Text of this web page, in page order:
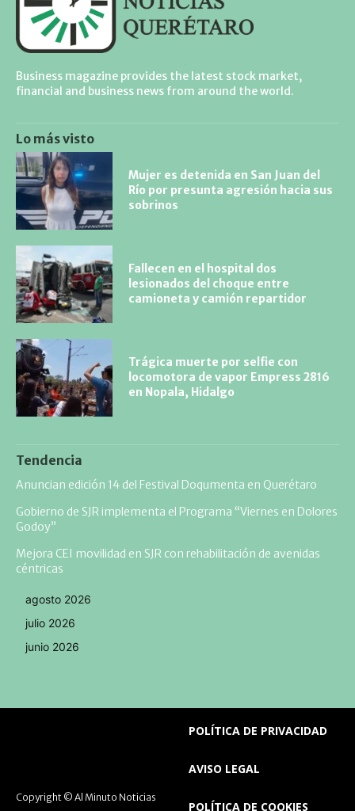
Business magazine provides the latest stock market,
financial and business news from around the world.
Lo más visto
Mujer es detenida en San Juan del
Río por presunta agresión hacia sus
sobrinos
Fallecen en el hospital dos
lesionados del choque entre
camioneta y camión repartidor
Trágica muerte por selfie con
locomotora de vapor Empress 2816
en Nopala, Hidalgo
Tendencia
Anuncian edición 14 del Festival Doqumenta en Querétaro
Gobierno de SJR implementa el Programa “Viernes en Dolores
Godoy”
Mejora CEI movilidad en SJR con rehabilitación de avenidas
céntricas
agosto 2026
julio 2026
junio 2026
Copyright © Al Minuto Noticias
POLÍTICA DE PRIVACIDAD
AVISO LEGAL
POLÍTICA DE COOKIES